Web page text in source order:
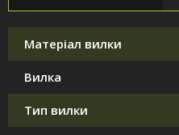
Матеріал вилки
Вилка
Тип вилки